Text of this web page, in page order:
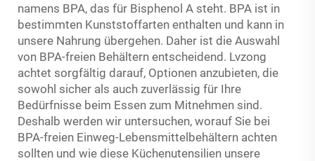
namens BPA, das für Bisphenol A steht. BPA ist in
bestimmten Kunststoffarten enthalten und kann in
unsere Nahrung übergehen. Daher ist die Auswahl
von BPA-freien Behältern entscheidend. Lvzong
achtet sorgfältig darauf, Optionen anzubieten, die
sowohl sicher als auch zuverlässig für Ihre
Bedürfnisse beim Essen zum Mitnehmen sind.
Deshalb werden wir untersuchen, worauf Sie bei
BPA-freien Einweg-Lebensmittelbehältern achten
sollten und wie diese Küchenutensilien unsere